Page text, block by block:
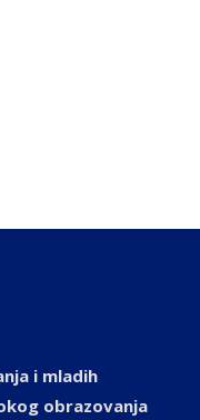
i mladih
obrazovanja